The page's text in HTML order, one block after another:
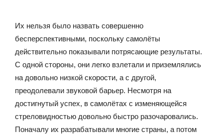
Их нельзя было назвать совершенно
бесперспективными, поскольку самолёты
действительно показывали потрясающие результаты.
С одной стороны, они легко взлетали и приземлялись
на довольно низкой скорости, а с другой,
преодолевали звуковой барьер. Несмотря на
достигнутый успех, в самолётах с изменяющейся
стреловидностью довольно быстро разочаровались.
Поначалу их разрабатывали многие страны, а потом